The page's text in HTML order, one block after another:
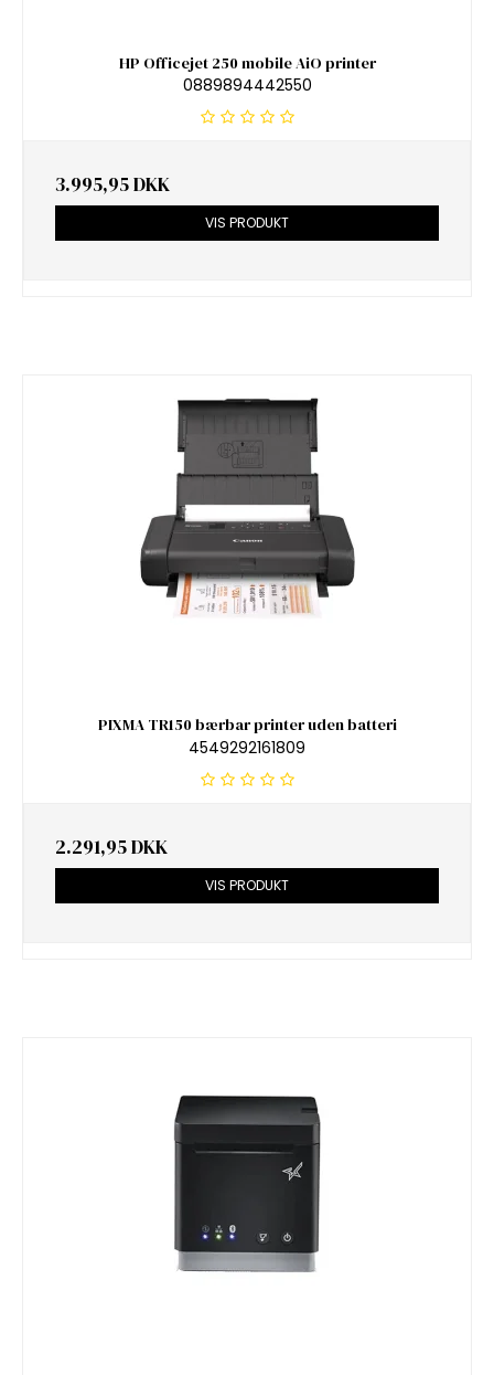
HP Officejet 250 mobile AiO printer
0889894442550
3.995,95 DKK
VIS PRODUKT
PIXMA TR150 bærbar printer uden batteri
4549292161809
2.291,95 DKK
VIS PRODUKT